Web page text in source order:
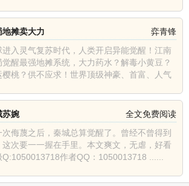
弈青锋
地摊卖大力
进入灵气复苏时代，人类开启异能觉醒！江南
觉醒最强地摊系统，大力药水？解毒小黄豆？
樱桃？供不应求！世界顶级神豪、首富、人气
全文免费阅读
苏婉
次侮蔑之后，秦城总算觉醒了。曾经不曾得到
这次要一一握在手里。本文爽文，无虐，好看
Q:1050013718作者QQ：1050013718 ......